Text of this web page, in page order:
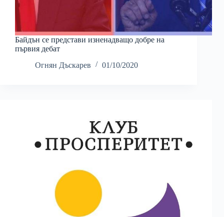
Байдън се представи изненадващо добре на
първия дебат
Огнян Дъскарев
01/10/2020